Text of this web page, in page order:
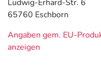
Ludwig-Erhard-Str. 6
65760 Eschborn
Angaben gem. EU-
anzeigen